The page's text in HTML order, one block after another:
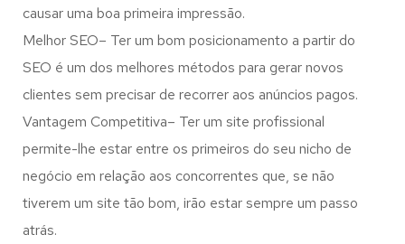
causar uma boa primeira impressão.
Melhor SEO– Ter um bom posicionamento a partir do
SEO é um dos melhores métodos para gerar novos
clientes sem precisar de recorrer aos anúncios pagos.
Vantagem Competitiva– Ter um site profissional
permite-lhe estar entre os primeiros do seu nicho de
negócio em relação aos concorrentes que, se não
tiverem um site tão bom, irão estar sempre um passo
atrás.